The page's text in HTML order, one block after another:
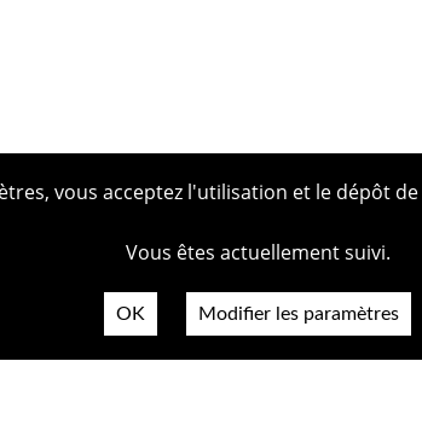
vous acceptez l'utilisation et le dépôt
Vous êtes actuellement suivi.
OK Modifier les paramètres